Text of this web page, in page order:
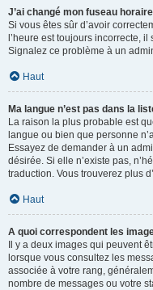
J’ai changé mon fuseau
Si vous êtes sûr d’avoir
l’heure est toujours incorrecte,
Signalez ce problème à un
Haut
Ma langue n’est pas dans la
La raison la plus probable est
langue ou bien que personne
Essayez de demander à un
désirée. Si elle n’existe pas,
traduction. Vous trouverez plus
Haut
A quoi correspondent les
Il y a deux images qui peuvent
lorsque vous consultez les
associée à votre rang,
nombre de messages ou votre